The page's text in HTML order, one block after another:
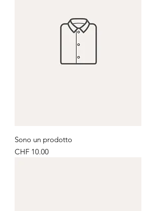
Sono un prodotto
Price
CHF 10.00